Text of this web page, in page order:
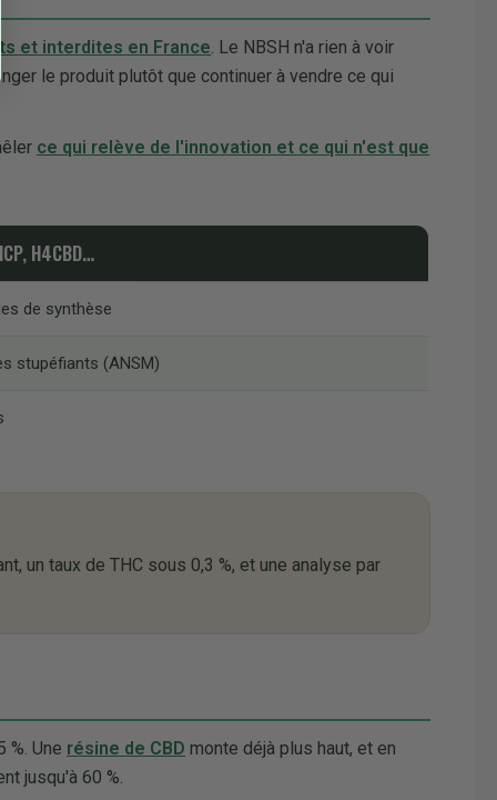
et interdites en France. Le NBSH n'a rien à voir
le produit plutôt que continuer à vendre ce qui
ce qui relève de l'innovation et ce qui n'est que
H4CBD…
de synthèse
stupéfiants (ANSM)
un taux de THC sous 0,3 %, et une analyse par
%. Une résine de CBD monte déjà plus haut, et en
jusqu'à 60 %.